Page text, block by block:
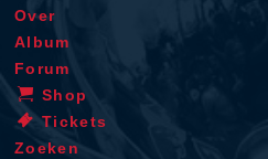
Over
Album
Forum
Shop
Tickets
Zoeken